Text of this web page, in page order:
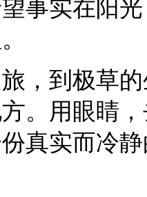
事实在阳
，到极草
。用眼睛
真实而冷